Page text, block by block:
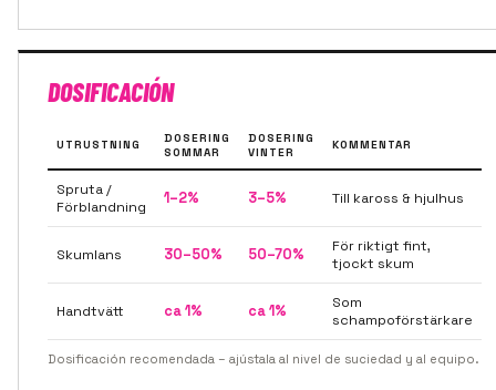
DOSIFICACIÓN
UTRUSTNING
DOSERING
SOMMAR
DOSERING
VINTER
KOMMENTAR
Spruta /
Förblandning
1–2% 3–5% Till kaross & hjulhus
Skumlans 30–50% 50–70%
För riktigt fint,
tjockt skum
Handtvätt ca 1% ca 1%
Som
schampoförstärkare
Dosificación recomendada – ajústala al nivel de suciedad y al equipo.